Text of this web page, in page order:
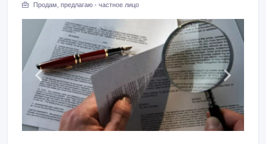
Продам, предлагаю - частное лицо